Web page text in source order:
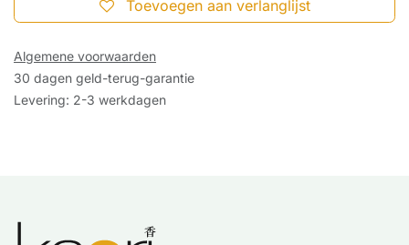
Toevoegen aan verlanglijst
Algemene voorwaarden
30 dagen geld-terug-garantie
Levering: 2-3 werkdagen